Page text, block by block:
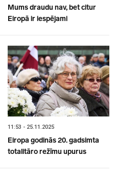
Mums draudu nav, bet citur
Eiropā ir iespējami
11:53 - 25.11.2025
Eiropa godinās 20. gadsimta
totalitāro režīmu upurus